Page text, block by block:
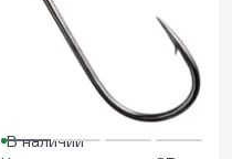
В наличии